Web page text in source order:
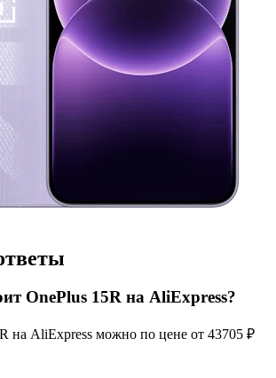
OnePlus 15R на AliExpress?
на AliExpress можно по цене от 43705 ₽